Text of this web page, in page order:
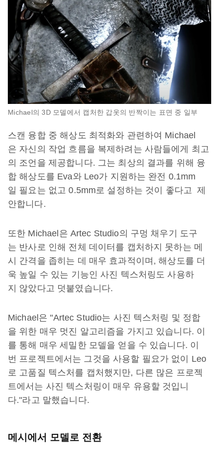
Michael의 3D 모델에서 캡처한 갑옷의 반짝이는 표면 중 일부
스캔 융합 중 해상도 최적화와 관련하여 Michael
은 자신의 작업 흐름을 복제하려는 사람들에게 최고
의 조언을 제공합니다. 그는 최상의 결과를 위해 융
합 해상도를 Eva와 Leo가 지원하는 완전 0.1mm
일 필요는 없고 0.5mm로 설정하는 것이 좋다고 제
안합니다.
또한 Michael은 Artec Studio의 구멍 채우기 도구
는 반사로 인해 전체 데이터를 캡처하지 못하는 메
시 간격을 좁히는 데 매우 효과적이며, 해상도를 더
욱 높일 수 있는 기능인 사진 텍스처링도 사용하
지 않았다고 덧붙였습니다.
Michael은 "Artec Studio는 사진 텍스처링 및 정합
을 위한 매우 멋진 알고리즘을 가지고 있습니다. 이
를 통해 매우 세밀한 모델을 얻을 수 있습니다. 이
번 프로젝트에서는 그것을 사용할 필요가 없이 Leo
로 고품질 텍스처를 캡처했지만, 다른 많은 프로젝
트에서는 사진 텍스처링이 매우 유용할 것입니
다."라고 말했습니다.
메시에서 모델로 전환